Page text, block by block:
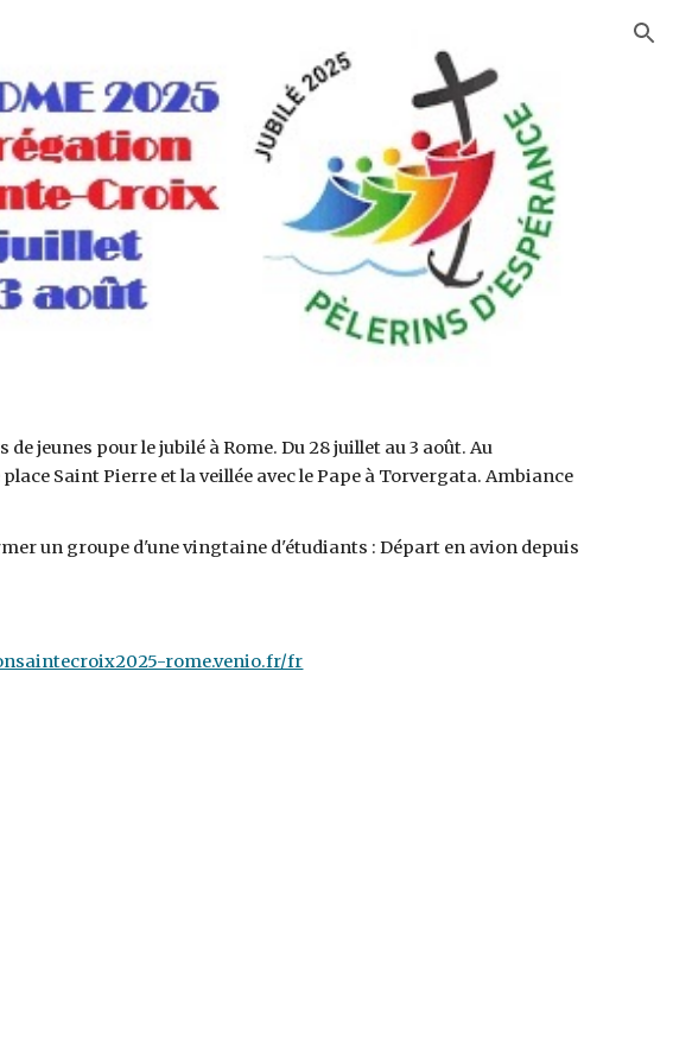
jeunes pour le jubilé à Rome. Du 28 juillet au 3 août. Au
Saint Pierre et la veillée avec le Pape à Torvergata. Ambiance
un groupe d'une vingtaine d'étudiants : Départ en avion depuis
rome.venio.fr/fr